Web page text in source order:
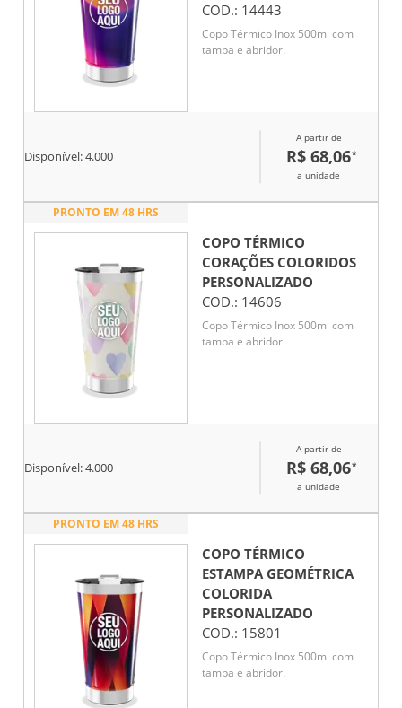
COD.: 14443
Copo Térmico Inox 500ml com
tampa e abridor.
Disponível:4.000
A partir de
R$ 68,06*
a unidade
PRONTO EM 48 HRS
COPO TÉRMICO
CORAÇÕES COLORIDOS
PERSONALIZADO
COD.: 14606
Copo Térmico Inox 500ml com
tampa e abridor.
Disponível:4.000
A partir de
R$ 68,06*
a unidade
PRONTO EM 48 HRS
COPO TÉRMICO
ESTAMPA GEOMÉTRICA
COLORIDA
PERSONALIZADO
COD.: 15801
Copo Térmico Inox 500ml com
tampa e abridor.